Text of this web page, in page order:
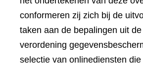
conformeren zij zich bij de
taken aan de bepalingen uit
verordening
selectie van onlinediensten die